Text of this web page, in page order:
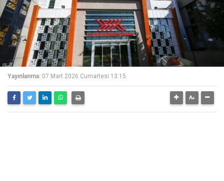
Yayınlanma: 07 Mart 2026 Cumartesi 13:15